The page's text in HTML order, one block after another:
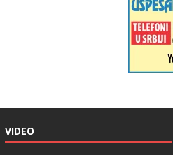
VIDEO